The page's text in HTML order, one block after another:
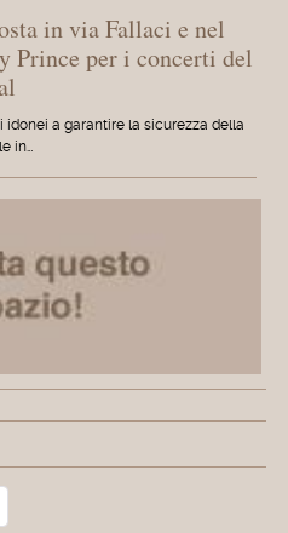
in via Fallaci e nel
Prince per i concerti del
a garantire la sicurezza della
in…
Type 2 or more characters for